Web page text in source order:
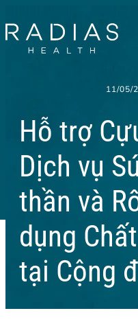
11/05/
Hỗ trợ
Dịch vụ
thần và
dụng
tại Cộng